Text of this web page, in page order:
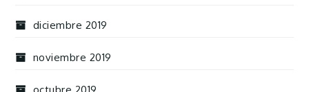
diciembre 2019
noviembre 2019